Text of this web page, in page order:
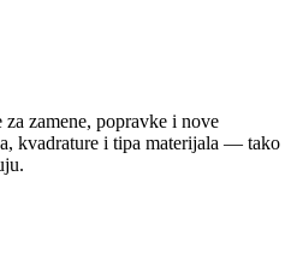
zamene, popravke i nove
kvadrature i tipa materijala — tako